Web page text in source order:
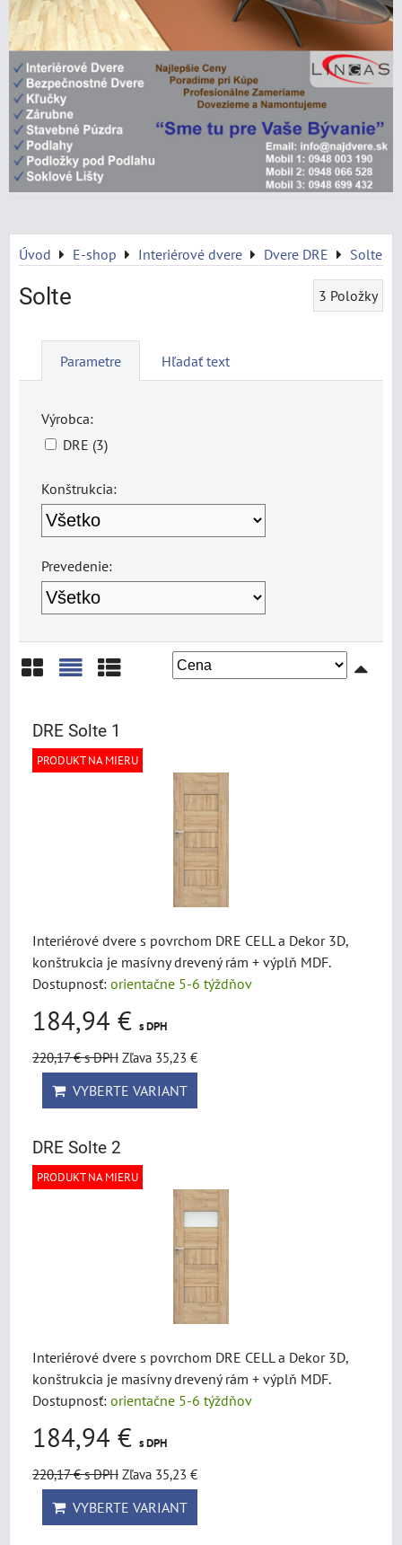
Úvod E-shop Interiérové dvere Dvere DRE Solte
Solte 3 Položky
Parametre Hľadať text
Výrobca:
DRE (3)
Konštrukcia:
Prevedenie:
DRE Solte 1
PRODUKT NA MIERU
Interiérové dvere s povrchom DRE CELL a Dekor 3D,
konštrukcia je masívny drevený rám + výplň MDF.
Dostupnosť: orientačne 5-6 týždňov
184,94 € s DPH
220,17 €s DPH Zľava 35,23 €
VYBERTE VARIANT
DRE Solte 2
PRODUKT NA MIERU
Interiérové dvere s povrchom DRE CELL a Dekor 3D,
konštrukcia je masívny drevený rám + výplň MDF.
Dostupnosť: orientačne 5-6 týždňov
184,94 € s DPH
220,17 €s DPH Zľava 35,23 €
VYBERTE VARIANT